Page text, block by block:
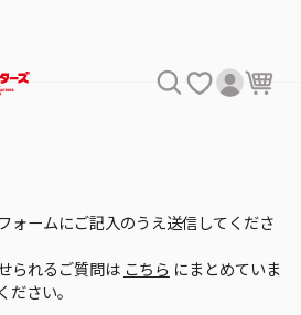
ォームにご記入のうえ送信してくださ
られるご質問は こちら にまとめていま
さい。